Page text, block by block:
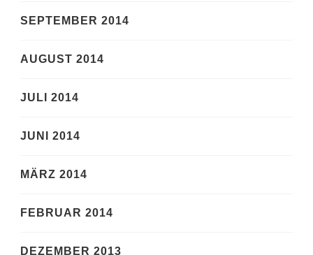
SEPTEMBER 2014
AUGUST 2014
JULI 2014
JUNI 2014
MÄRZ 2014
FEBRUAR 2014
DEZEMBER 2013